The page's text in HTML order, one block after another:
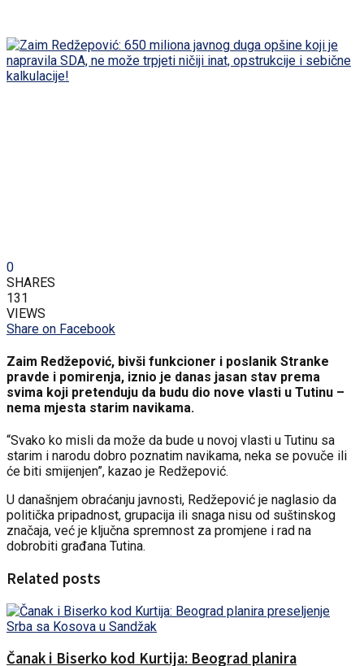
0
SHARES
131
VIEWS
Share on Facebook
Zaim Redžepović, bivši funkcioner i poslanik Stranke
pravde i pomirenja, iznio je danas jasan stav prema
svima koji pretenduju da budu dio nove vlasti u Tutinu –
nema mjesta starim navikama.
“Svako ko misli da može da bude u novoj vlasti u Tutinu sa
starim i narodu dobro poznatim navikama, neka se povuče ili
će biti smijenjen”, kazao je Redžepović.
U današnjem obraćanju javnosti, Redžepović je naglasio da
politička pripadnost, grupacija ili snaga nisu od suštinskog
značaja, već je ključna spremnost za promjene i rad na
dobrobiti građana Tutina.
Related posts
Čanak i Biserko kod Kurtija: Beograd planira